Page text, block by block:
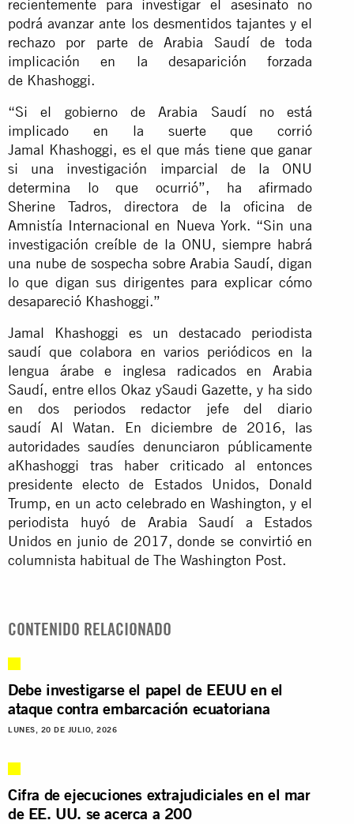
recientemente para investigar el asesinato no
podrá avanzar ante los desmentidos tajantes y el
rechazo por parte de Arabia Saudí de toda
implicación en la desaparición forzada
de Khashoggi.
“Si el gobierno de Arabia Saudí no está
implicado en la suerte que corrió
Jamal Khashoggi, es el que más tiene que ganar
si una investigación imparcial de la ONU
determina lo que ocurrió”, ha afirmado
Sherine Tadros, directora de la oficina de
Amnistía Internacional en Nueva York. “Sin una
investigación creíble de la ONU, siempre habrá
una nube de sospecha sobre Arabia Saudí, digan
lo que digan sus dirigentes para explicar cómo
desapareció Khashoggi.”
Jamal Khashoggi es un destacado periodista
saudí que colabora en varios periódicos en la
lengua árabe e inglesa radicados en Arabia
Saudí, entre ellos Okaz ySaudi Gazette, y ha sido
en dos periodos redactor jefe del diario
saudí Al Watan. En diciembre de 2016, las
autoridades saudíes denunciaron públicamente
aKhashoggi tras haber criticado al entonces
presidente electo de Estados Unidos, Donald
Trump, en un acto celebrado en Washington, y el
periodista huyó de Arabia Saudí a Estados
Unidos en junio de 2017, donde se convirtió en
columnista habitual de The Washington Post.
CONTENIDO RELACIONADO
Debe investigarse el papel de EEUU en el
ataque contra embarcación ecuatoriana
LUNES, 20 DE JULIO, 2026
Cifra de ejecuciones extrajudiciales en el mar
de EE. UU. se acerca a 200